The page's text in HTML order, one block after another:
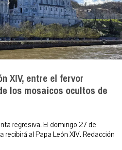
XIV, entre el fervor
los mosaicos ocultos de
regresiva. El domingo 27 de
al Papa León XIV. Redacción